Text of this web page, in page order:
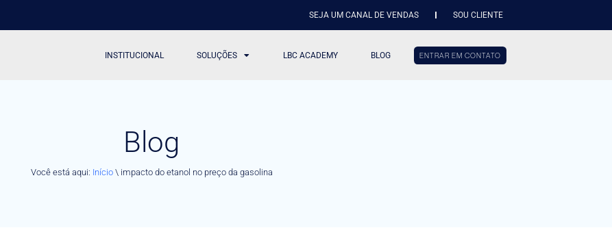
SEJA UM CANAL DE VENDAS SOU CLIENTE
INSTITUCIONAL SOLUÇÕES LBC ACADEMY BLOG ENTRAR EM CONTATO
Blog
Você está aqui: Início\ impacto do etanol no preço da gasolina